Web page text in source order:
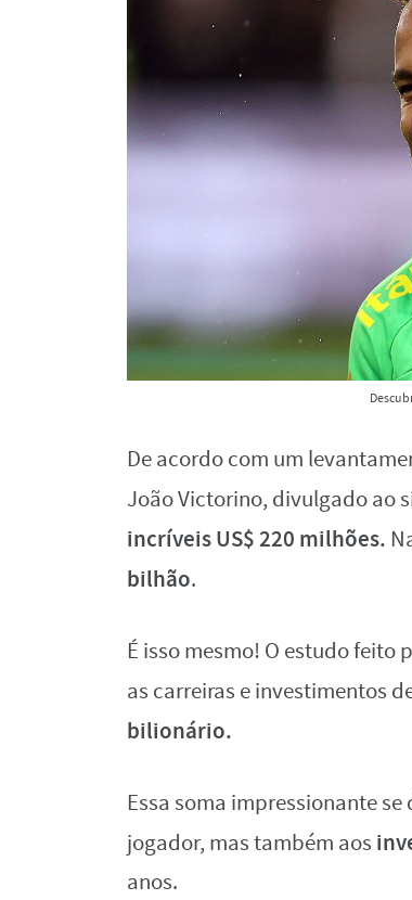
De acordo com um
João Victorino, divulgado ao
incríveis US$ 220 milhões.
bilhão.
É isso mesmo! O estudo
as carreiras e investimentos
bilionário.
Essa soma impressionante
jogador, mas também aos
anos.